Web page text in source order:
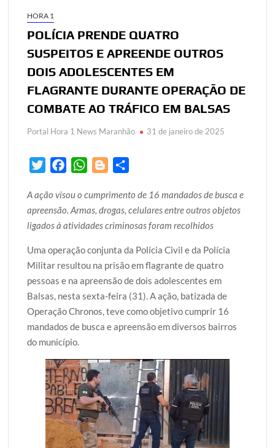
HORA 1
POLÍCIA PRENDE QUATRO
SUSPEITOS E APREENDE OUTROS
DOIS ADOLESCENTES EM
FLAGRANTE DURANTE OPERAÇÃO DE
COMBATE AO TRÁFICO EM BALSAS
Portal Hora 1 News Maranhão 31 de janeiro de 2025
i
t
t
c
e
b
W
a
t
s
o
g
g
a
r
e
A ação visou o cumprimento de 16 mandados de busca e
apreensão. Armas, drogas, celulares entre outros objetos
ligados à atividades criminosas foram recolhidos
Uma operação conjunta da Polícia Civil e da Polícia
Militar resultou na prisão em flagrante de quatro
pessoas e na apreensão de dois adolescentes em
Balsas, nesta sexta-feira (31). A ação, batizada de
Operação Chronos, teve como objetivo cumprir 16
mandados de busca e apreensão em diversos bairros
do município.